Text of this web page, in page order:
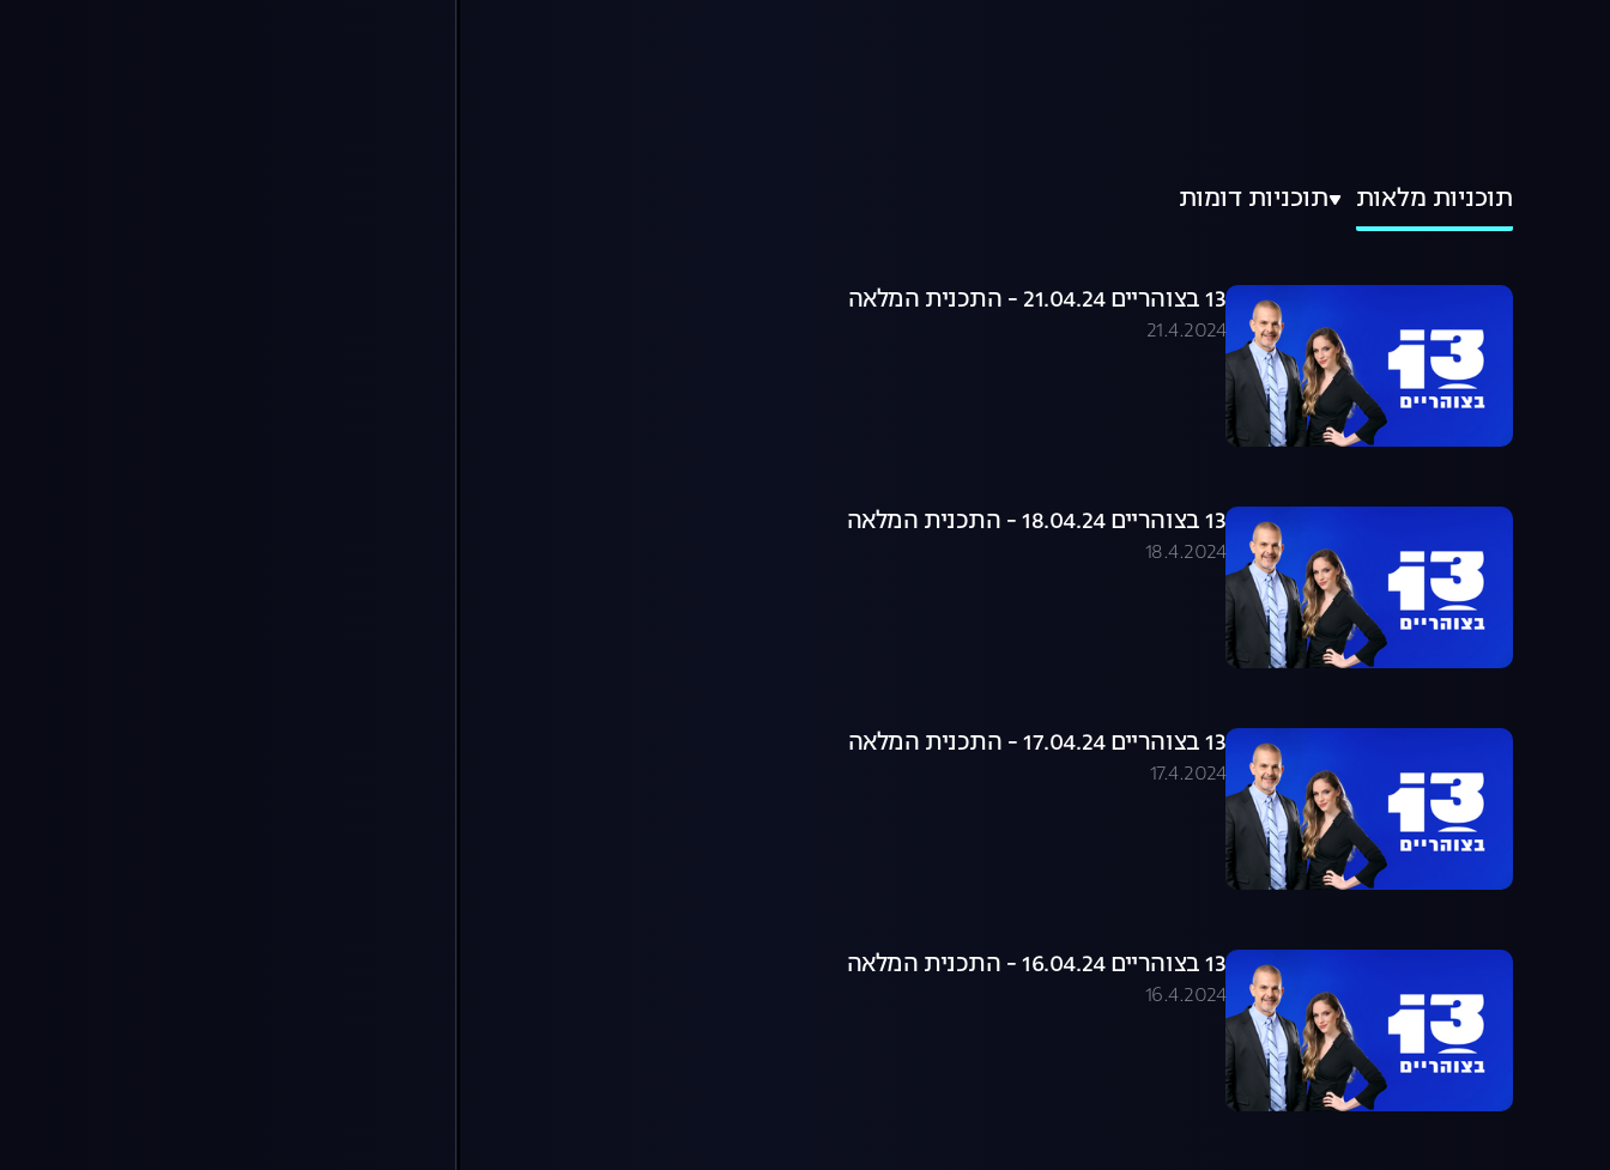
תוכניות מלאות תוכניות דומות
13 בצוהריים 21.04.24 - התכנית המלאה
21.4.2024
13 בצוהריים 18.04.24 - התכנית המלאה
18.4.2024
13 בצוהריים 17.04.24 - התכנית המלאה
17.4.2024
13 בצוהריים 16.04.24 - התכנית המלאה
16.4.2024